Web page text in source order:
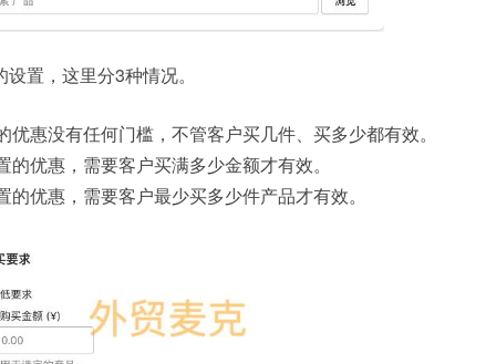
置，这里分3种情况。
惠没有任何门槛，不管客户买几件、买多少都有效。
优惠，需要客户买满多少金额才有效。
优惠，需要客户最少买多少件产品才有效。